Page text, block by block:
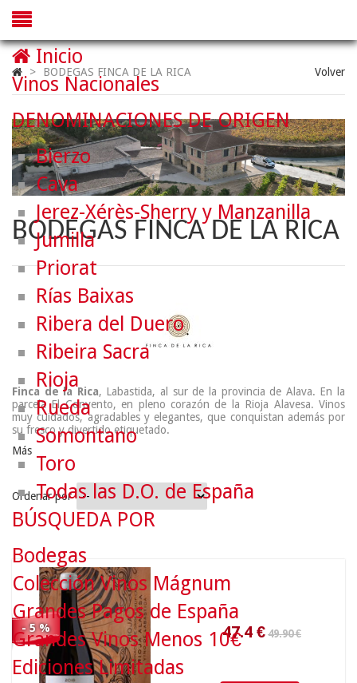
> BODEGAS FINCA DE LA RICA Volver
BODEGAS FINCA DE LA RICA
Finca de la Rica, Labastida, al sur de la provincia de Alava. En la
parcela El Convento, en pleno corazón de la Rioja Alavesa. Vinos
muy cuidados, agradables y elegantes, que conquistan además por
su fresco y divertido etiquetado.
Más
Ordenar por
- 5 %
47.4
Inicio
Vinos Nacionales
DENOMINACIONES DE ORIGEN
Bierzo
Cava
Jerez-Xérès-Sherry y Manzanilla
Jumilla
Priorat
Rías Baixas
Ribera del Duero
Ribeira Sacra
Rioja
Rueda
Somontano
Toro
Todas las D.O. de España
BÚSQUEDA POR
Bodegas
Colección Vinos Mágnum
Grandes Pagos de España
Grandes Vinos Menos 10€
Ediciones Limitadas